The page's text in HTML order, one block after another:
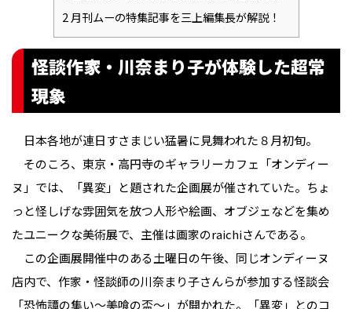
2月刊ムーの特集記事を三上編集長が解説！
怪談作家・川奈まり子が体験した超常
現象
日本各地が連日すさまじい猛暑に見舞われた８月初旬。
そのころ、東京・高円寺のギャラリーカフェ「オンディー
ヌ」では、「異変」と題された企画展が催されていた。ちょ
っと怪しげな雰囲気を放つ人形や絵画、オブジェなどを集め
たユニークな美術展で、主催は画家のraichiさんである。
この企画展開催中のある土曜日の午後、同じオンディーヌ
店内で、作家・怪談師の川奈まり子さんらが参加する怪談会
「恐怖譚の集い〜美喰の盃〜」が開かれた。「異変」とのコ